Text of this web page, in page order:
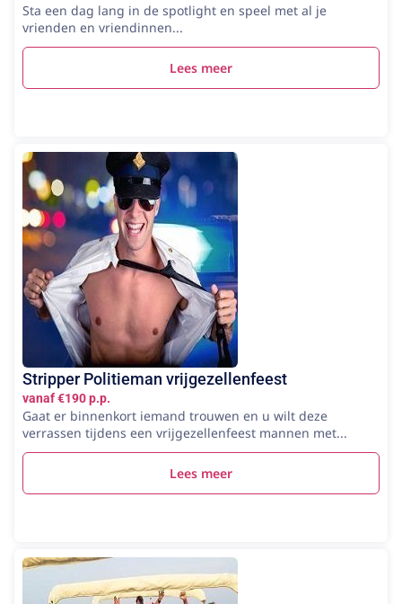
Sta een dag lang in de spotlight en speel met al je
vrienden en vriendinnen...
Lees meer
Stripper Politieman vrijgezellenfeest
vanaf €190 p.p.
Gaat er binnenkort iemand trouwen en u wilt deze
verrassen tijdens een vrijgezellenfeest mannen met...
Lees meer